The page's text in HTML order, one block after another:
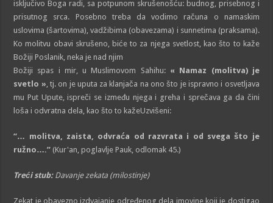
isključivo Boga radi, sa potpunom skrušenošću: budnog, prisebnog i
prisutnog srca. Posebno treba da vodimo računa o namaskim
uslovima (šartovima), vadžibima (obavezama) i sunnetima (praksama).
Ko molitvu obavi skrušeno, biće to za njega svetlost, kao što to kaže
Božiji Poslanik, neka je nad njim
Božiji spas i mir, u Muslimovom Sahihu: « Namaz (molitva) je
svetlo », tj. on je uputa za klanjača na ono što je ispravno i osvetljava
mu Put Upute, ispreči se između njega i greha i sprečava ga da čini
loša i odvratna dela, kao što to kažeUzvišeni:
“… molitva, zaista, odvraća od razvrata i od svega što je
ružno….” (Kur'an, poglavlje Pauk, odlomak 45.)
Treći stub:Davanje zekata (milostinje)
Zekat je obavezno izdvajanje određenog dela imovine koji je dostigao